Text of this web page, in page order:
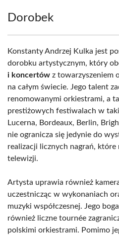
Dorobek
Konstanty Andrzej Kulka jest
dorobku artystycznym, który
i koncertów z towarzyszeniem
na całym świecie. Jego talent
renomowanymi orkiestrami, a
prestiżowych festiwalach w
Lucerna, Bordeaux, Berlin,
nie ogranicza się jedynie do
realizacji licznych nagrań, które
telewizji.
Artysta uprawia również
uczestnicząc w wykonaniach
muzyki współczesnej. Jego
również liczne tournée
polskimi orkiestrami. Pomimo